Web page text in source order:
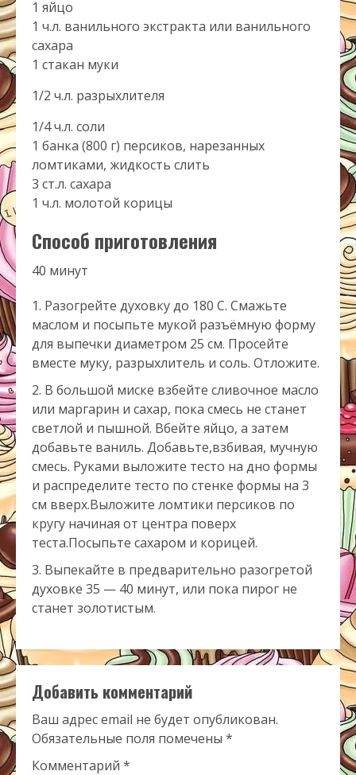
1 яйцо
1 ч.л. ванильного экстракта или ванильного
сахара
1 стакан муки
1/2 ч.л. разрыхлителя
1/4 ч.л. соли
1 банка (800 г) персиков, нарезанных
ломтиками, жидкость слить
3 ст.л. сахара
1 ч.л. молотой корицы
Способ приготовления
40 минут
Разогрейте духовку до 180 С. Смажьте
маслом и посыпьте мукой разъёмную форму
для выпечки диаметром 25 см. Просейте
вместе муку, разрыхлитель и соль. Отложите.
В большой миске взбейте сливочное масло
или маргарин и сахар, пока смесь не станет
светлой и пышной. Вбейте яйцо, а затем
добавьте ваниль. Добавьте,взбивая, мучную
смесь. Руками выложите тесто на дно формы
и распределите тесто по стенке формы на 3
см вверх.Выложите ломтики персиков по
кругу начиная от центра поверх
теста.Посыпьте сахаром и корицей.
Выпекайте в предварительно разогретой
духовке 35 — 40 минут, или пока пирог не
станет золотистым.
Добавить комментарий
Ваш адрес email не будет опубликован.
Обязательные поля помечены *
Комментарий *